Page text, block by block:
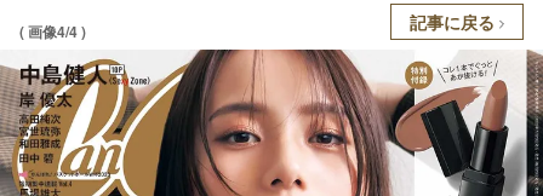
( 画像4/4 ) 記事に戻る